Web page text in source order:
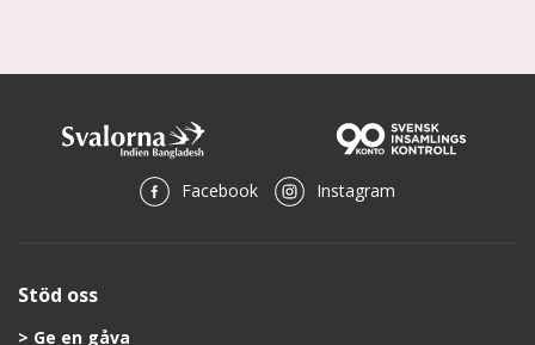
Facebook Instagram
Stöd oss
Ge en gåva